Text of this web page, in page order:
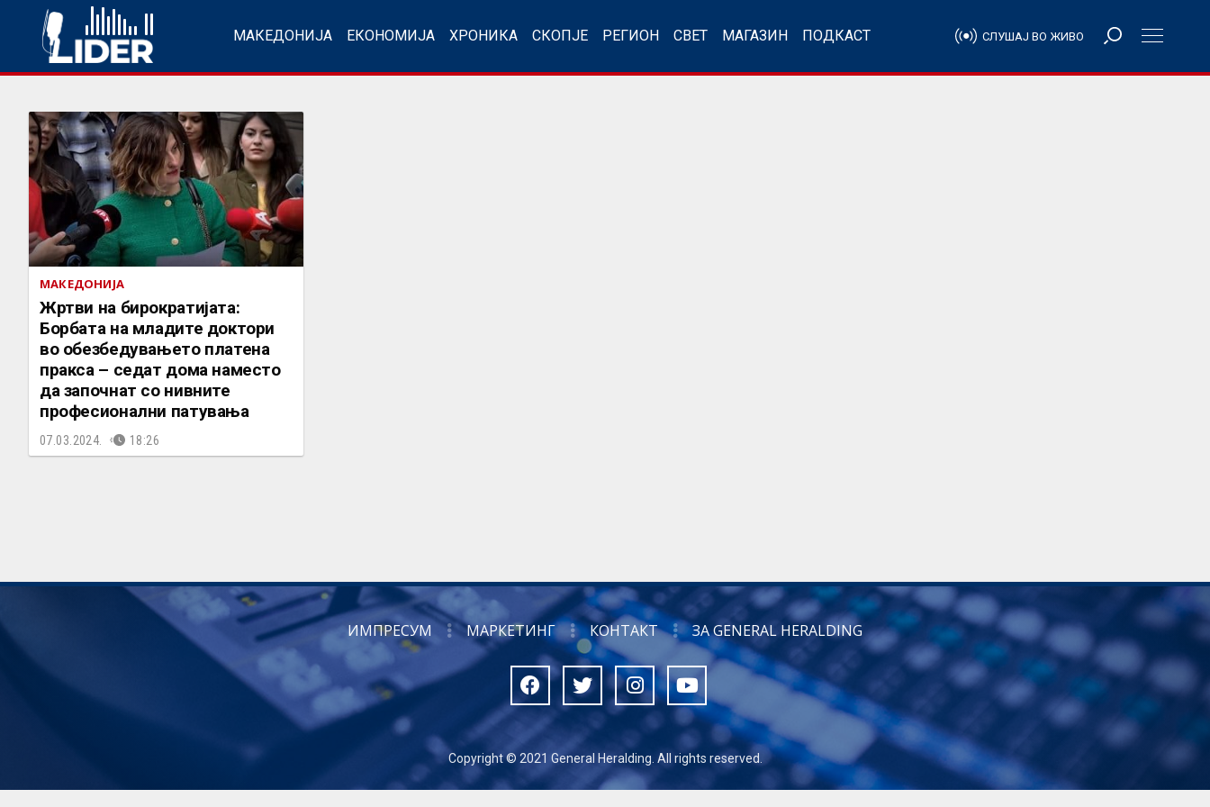
МАКЕДОНИЈА ЕКОНОМИЈА ХРОНИКА СКОПЈЕ РЕГИОН СВЕТ МАГАЗИН ПОДКАСТ СЛУШАЈ ВО ЖИВО
МАКЕДОНИЈА
Жртви на бирократијата:
Борбата на младите доктори
во обезбедувањето платена
пракса – седат дома наместо
да започнат со нивните
професионални патувања
07.03.2024. 18:26
ИМПРЕСУМ МАРКЕТИНГ КОНТАКТ ЗА GENERAL HERALDING
Copyright © 2021 General Heralding. All rights reserved.